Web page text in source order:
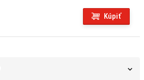
Kúpiť